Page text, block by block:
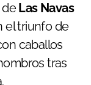
deLas Navas
el triunfo de
caballos
tras